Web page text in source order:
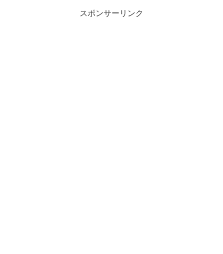
スポンサーリンク